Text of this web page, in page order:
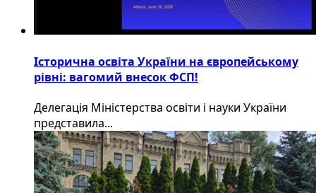
Історична освіта України на європейському
рівні: вагомий внесок ФСП!
Делегація Міністерства освіти і науки України
представила...